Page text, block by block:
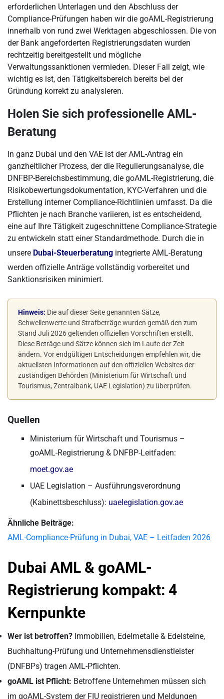
erforderlichen Unterlagen und den Abschluss der
Compliance-Prüfungen haben wir die goAML-Registrierung
innerhalb von rund zwei Werktagen abgeschlossen. Die von
der Bank angeforderten Registrierungsdaten wurden
rechtzeitig bereitgestellt und mögliche
Verwaltungssanktionen vermieden. Dieser Fall zeigt, wie
wichtig es ist, den Tätigkeitsbereich bereits bei der
Gründung korrekt zu analysieren.
Holen Sie sich professionelle AML-
Beratung
In ganz Dubai und den VAE ist der AML-Antrag ein
ganzheitlicher Prozess, der die Regulierungsanalyse, die
DNFBP-Bereichsbestimmung, die goAML-Registrierung, die
Risikobewertungsdokumentation, KYC-Verfahren und die
Erstellung interner Compliance-Richtlinien umfasst. Da die
Pflichten je nach Branche variieren, ist es entscheidend,
eine auf Ihre Tätigkeit zugeschnittene Compliance-Strategie
zu entwickeln statt einer Standardmethode. Durch die in
unsere Dubai-Steuerberatung integrierte AML-Beratung
werden offizielle Anträge vollständig vorbereitet und
Sanktionsrisiken minimiert.
Hinweis: Die auf dieser Seite genannten Sätze,
Schwellenwerte und Strafbeträge wurden gemäß den zum
Stand Juli 2026 geltenden offiziellen Vorschriften erstellt.
Diese Beträge und Sätze können sich im Laufe der Zeit
ändern. Vor endgültigen Entscheidungen empfehlen wir, die
aktuellsten Informationen auf den offiziellen Websites der
zuständigen Behörden (Ministerium für Wirtschaft und
Tourismus, Zentralbank, UAE Legislation) zu überprüfen.
Quellen
Ministerium für Wirtschaft und Tourismus –
goAML-Registrierung & DNFBP-Leitfaden:
moet.gov.ae
UAE Legislation – Ausführungsverordnung
(Kabinettsbeschluss): uaelegislation.gov.ae
Ähnliche Beiträge:
AML-Compliance-Prüfung in Dubai, VAE – Leitfaden 2026
Dubai AML & goAML-
Registrierung kompakt: 4
Kernpunkte
Wer ist betroffen? Immobilien, Edelmetalle & Edelsteine,
Buchhaltung-Prüfung und Unternehmensdienstleister
(DNFBPs) tragen AML-Pflichten.
goAML ist Pflicht: Betroffene Unternehmen müssen sich
im goAML-System der FIU registrieren und Meldungen